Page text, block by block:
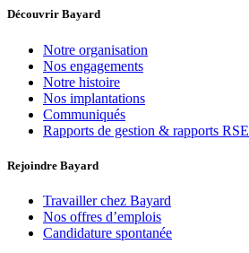
Découvrir Bayard
Notre organisation
Nos engagements
Notre histoire
Nos implantations
Communiqués
Rapports de gestion & rapports RSE
Rejoindre Bayard
Travailler chez Bayard
Nos offres d’emplois
Candidature spontanée